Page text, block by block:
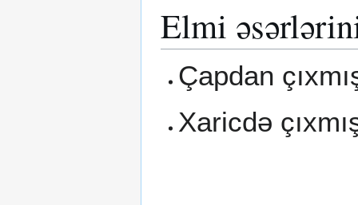
Elmi
Çapdan
Xaricdə